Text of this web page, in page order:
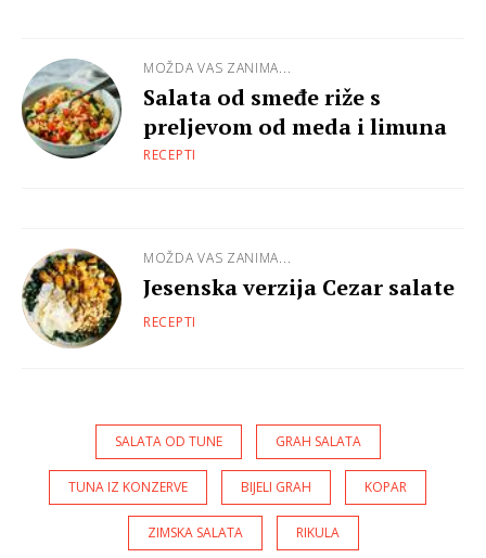
MOŽDA VAS ZANIMA...
Salata od smeđe riže s
preljevom od meda i limuna
RECEPTI
MOŽDA VAS ZANIMA...
Jesenska verzija Cezar salate
RECEPTI
SALATA OD TUNE GRAH SALATA
TUNA IZ KONZERVE BIJELI GRAH KOPAR
ZIMSKA SALATA RIKULA